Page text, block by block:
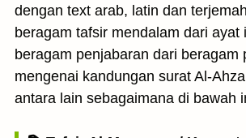
dengan text arab, latin dan
beragam tafsir mendalam dari ayat
beragam penjabaran dari beragam
mengenai kandungan surat Al-
antara lain sebagaimana di bawah